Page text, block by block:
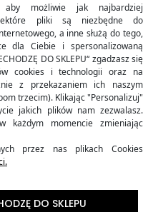
SPRAWDŹ
możliwie jak najbardziej
pliki są niezbędne do
a inne służą do tego,
dla Ciebie i spersonalizowaną
DO SKLEPU“ zgadzasz się
cookies i technologii oraz na
z przekazaniem ich naszym
trzecim). Klikając "Personalizuj"
jakich plików nam zezwalasz.
każdym momencie zmieniając
przez nas plikach Cookies
DO SKLEPU